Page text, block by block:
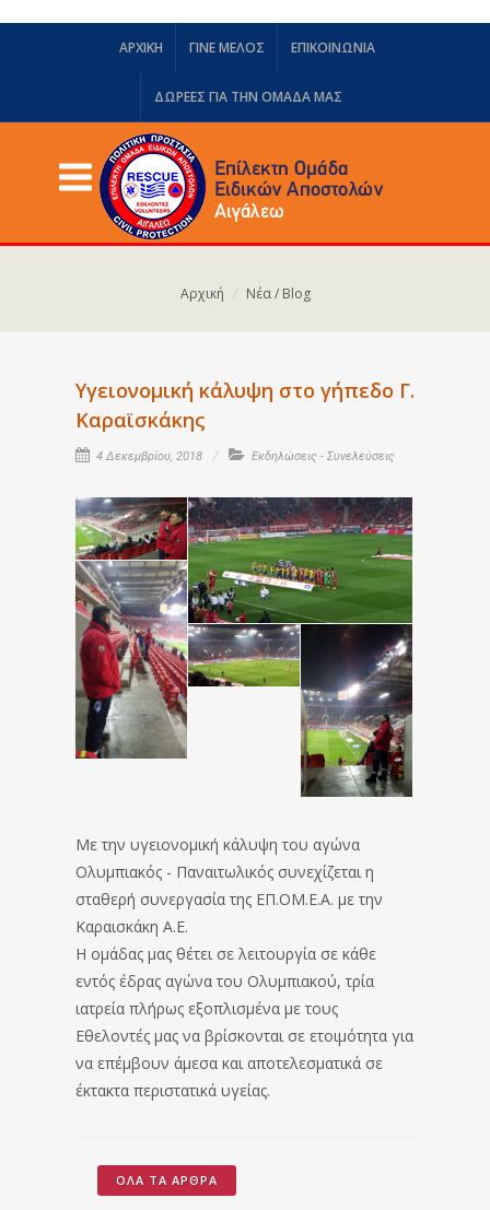
ΑΡΧΙΚΗ ΓΙΝΕ ΜΕΛΟΣ ΕΠΙΚΟΙΝΩΝΙΑ
ΔΩΡΕΈΣ ΓΙΑ ΤΗΝ ΟΜΆΔΑ ΜΑΣ
Αρχική Νέα / Blog
Υγειονομική κάλυψη στο γήπεδο Γ.
Καραϊσκάκης
4 Δεκεμβρίου, 2018 Εκδηλώσεις - Συνελεύσεις
Με την υγειονομική κάλυψη του αγώνα
Ολυμπιακός - Παναιτωλικός συνεχίζεται η
σταθερή συνεργασία της ΕΠ.ΟΜ.Ε.Α. με την
Καραισκάκη Α.Ε.
Η ομάδας μας θέτει σε λειτουργία σε κάθε
εντός έδρας αγώνα του Ολυμπιακού, τρία
ιατρεία πλήρως εξοπλισμένα με τους
Εθελοντές μας να βρίσκονται σε ετοιμότητα για
να επέμβουν άμεσα και αποτελεσματικά σε
έκτακτα περιστατικά υγείας.
ΌΛΑ ΤΑ ΆΡΘΡΑ